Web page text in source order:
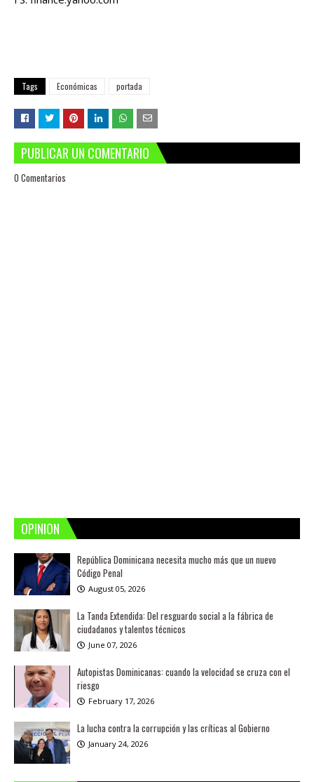
Tags Económicas portada
PUBLICAR UN COMENTARIO
0 Comentarios
OPINION
República Dominicana necesita mucho más que un nuevo
Código Penal
August 05, 2026
La Tanda Extendida: Del resguardo social a la fábrica de
ciudadanos y talentos técnicos
June 07, 2026
Autopistas Dominicanas: cuando la velocidad se cruza con el
riesgo
February 17, 2026
La lucha contra la corrupción y las críticas al Gobierno
January 24, 2026